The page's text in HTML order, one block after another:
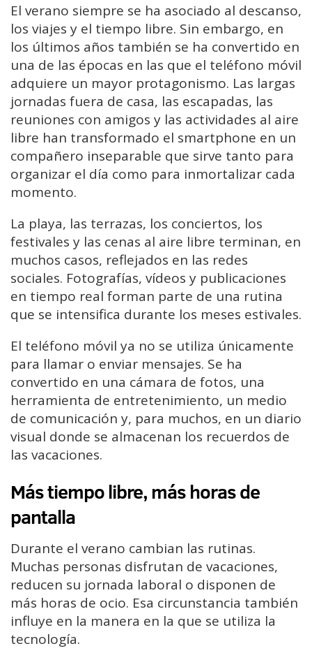
El verano siempre se ha asociado al descanso,
los viajes y el tiempo libre. Sin embargo, en
los últimos años también se ha convertido en
una de las épocas en las que el teléfono móvil
adquiere un mayor protagonismo. Las largas
jornadas fuera de casa, las escapadas, las
reuniones con amigos y las actividades al aire
libre han transformado el smartphone en un
compañero inseparable que sirve tanto para
organizar el día como para inmortalizar cada
momento.
La playa, las terrazas, los conciertos, los
festivales y las cenas al aire libre terminan, en
muchos casos, reflejados en las redes
sociales. Fotografías, vídeos y publicaciones
en tiempo real forman parte de una rutina
que se intensifica durante los meses estivales.
El teléfono móvil ya no se utiliza únicamente
para llamar o enviar mensajes. Se ha
convertido en una cámara de fotos, una
herramienta de entretenimiento, un medio
de comunicación y, para muchos, en un diario
visual donde se almacenan los recuerdos de
las vacaciones.
Más tiempo libre, más horas de
pantalla
Durante el verano cambian las rutinas.
Muchas personas disfrutan de vacaciones,
reducen su jornada laboral o disponen de
más horas de ocio. Esa circunstancia también
influye en la manera en la que se utiliza la
tecnología.